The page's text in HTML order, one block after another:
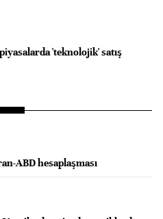
'teknolojik' satış
ABD hesaplaşması